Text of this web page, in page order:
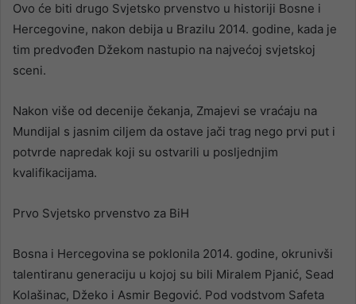
Ovo će biti drugo Svjetsko prvenstvo u historiji Bosne i
Hercegovine, nakon debija u Brazilu 2014. godine, kada je
tim predvođen Džekom nastupio na najvećoj svjetskoj
sceni.
Nakon više od decenije čekanja, Zmajevi se vraćaju na
Mundijal s jasnim ciljem da ostave jači trag nego prvi put i
potvrde napredak koji su ostvarili u posljednjim
kvalifikacijama.
Prvo Svjetsko prvenstvo za BiH
Bosna i Hercegovina se poklonila 2014. godine, okrunivši
talentiranu generaciju u kojoj su bili Miralem Pjanić, Sead
Kolašinac, Džeko i Asmir Begović. Pod vodstvom Safeta